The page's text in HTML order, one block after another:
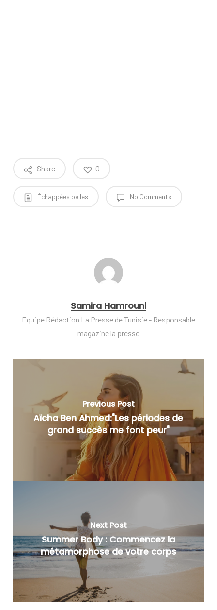
Share 0
Échappées belles No Comments
Samira Hamrouni
Equipe Rédaction La Presse de Tunisie - Responsable
magazine la presse
Previous Post
Aïcha Ben Ahmed:"Les périodes de
grand succès me font peur"
Next Post
Summer Body : Commencez la
métamorphose de votre corps